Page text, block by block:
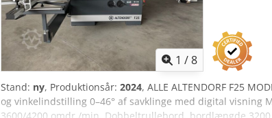
1 /8
Stand: ny, Produktionsår: 2024, ALLE ALTENDORF F25
og vinkelindstilling 0–46° af savklinge med digital visning